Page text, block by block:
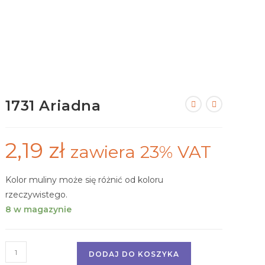
1731 Ariadna
2,19 zł zawiera 23% VAT
Kolor muliny może się różnić od koloru
rzeczywistego.
8 w magazynie
DODAJ DO KOSZYKA